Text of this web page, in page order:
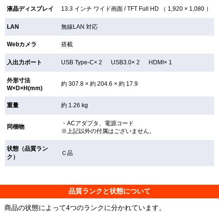
液晶ディスプレイ 13.3 インチ ワイド画面 /TFT Full HD （ 1,920 × 1,080 ）
LAN 無線LAN対応
Webカメラ 搭載
入出力ポート USB Type-C× 2 USB3.0× 2 HDMI× 1
外形寸法
W×D×H(mm)
約 307.8 × 約 204.6 × 約 17.9
重量 約 1.26 kg
同梱物
・ACアダプタ、電源コード
※上記以外の付属はございません。
状態（品質ラン
ク）
Ｃ品
品質ランクと状態について
商品の状態によって4つのランクに分かれています。